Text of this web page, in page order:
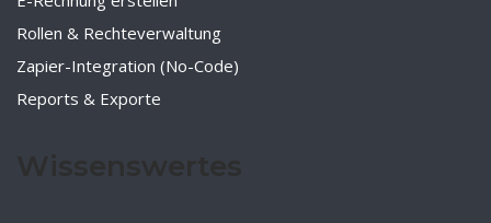
Rollen & Rechteverwaltung
Zapier-Integration (No-Code)
Reports & Exporte